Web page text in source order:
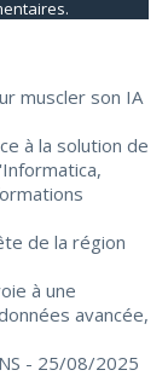
muscler son IA
à la solution de
de la région
à une
avancée,
- 25/08/2025